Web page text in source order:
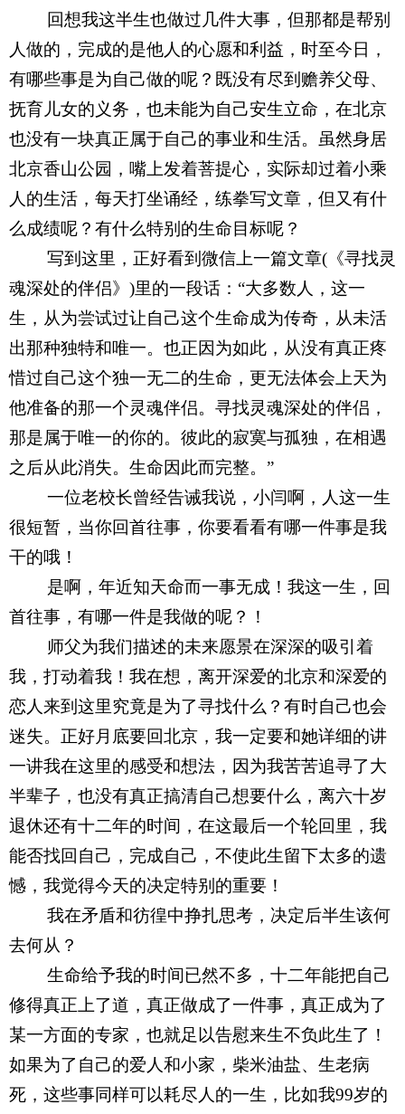
回想我这半生也做过几件大事，但那都是帮别
人做的，完成的是他人的心愿和利益，时至今日，
有哪些事是为自己做的呢？既没有尽到赡养父母、
抚育儿女的义务，也未能为自己安生立命，在北京
也没有一块真正属于自己的事业和生活。虽然身居
北京香山公园，嘴上发着菩提心，实际却过着小乘
人的生活，每天打坐诵经，练拳写文章，但又有什
么成绩呢？有什么特别的生命目标呢？
写到这里，正好看到微信上一篇文章( 《寻找灵
魂深处的伴侣》 )里的一段话：“大多数人，这一
生，从为尝试过让自己这个生命成为传奇，从未活
出那种独特和唯一。也正因为如此，从没有真正疼
惜过自己这个独一无二的生命，更无法体会上天为
他准备的那一个灵魂伴侣。寻找灵魂深处的伴侣，
那是属于唯一的你的。彼此的寂寞与孤独，在相遇
之后从此消失。生命因此而完整。”
一位老校长曾经告诫我说，小闫啊，人这一生
很短暂，当你回首往事，你要看看有哪一件事是我
干的哦！
是啊，年近知天命而一事无成！我这一生，回
首往事，有哪一件是我做的呢？！
师父为我们描述的未来愿景在深深的吸引着
我，打动着我！我在想，离开深爱的北京和深爱的
恋人来到这里究竟是为了寻找什么？有时自己也会
迷失。正好月底要回北京，我一定要和她详细的讲
一讲我在这里的感受和想法，因为我苦苦追寻了大
半辈子，也没有真正搞清自己想要什么，离六十岁
退休还有十二年的时间，在这最后一个轮回里，我
能否找回自己，完成自己，不使此生留下太多的遗
憾，我觉得今天的决定特别的重要！
我在矛盾和彷徨中挣扎思考，决定后半生该何
去何从？
生命给予我的时间已然不多，十二年能把自己
修得真正上了道，真正做成了一件事，真正成为了
某一方面的专家，也就足以告慰来生不负此生了！
如果为了自己的爱人和小家，柴米油盐、生老病
死，这些事同样可以耗尽人的一生，比如我99岁的